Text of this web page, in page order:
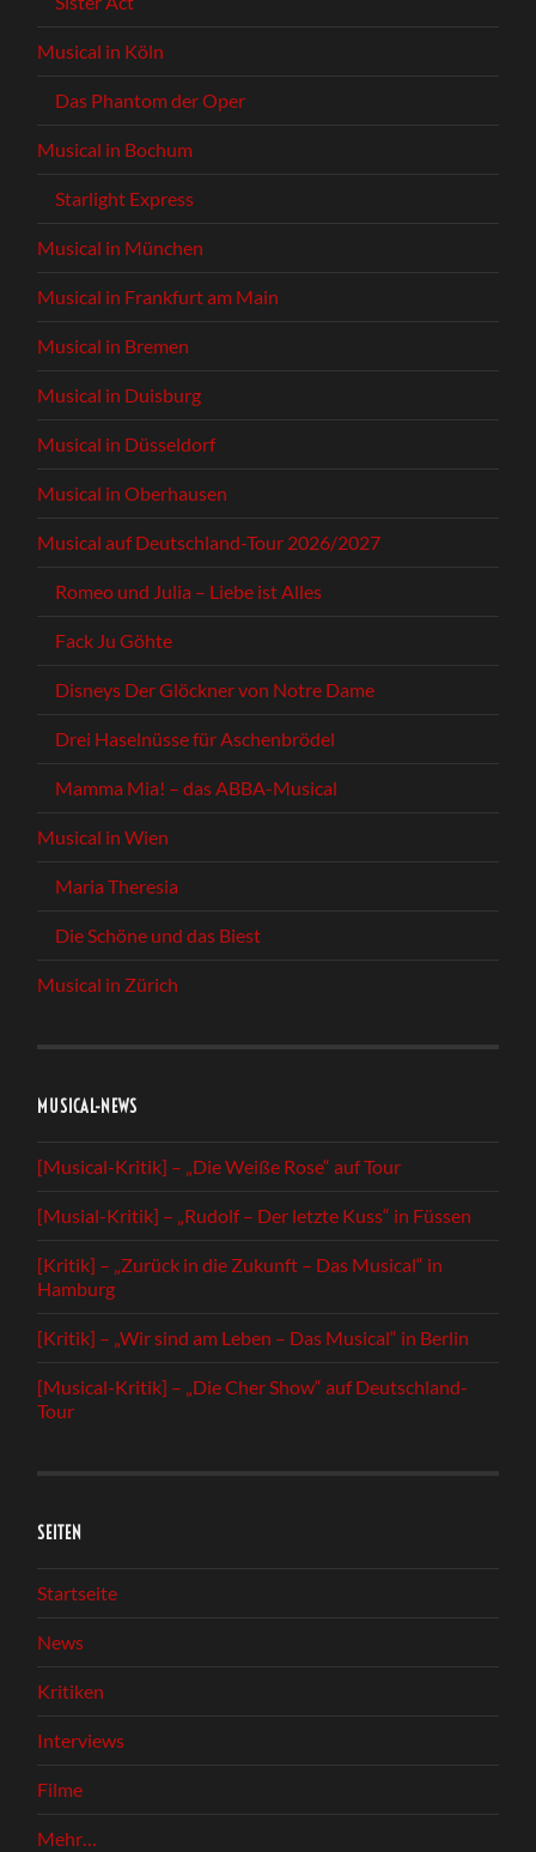
Musical in Köln
Das Phantom der Oper
Musical in Bochum
Starlight Express
Musical in München
Musical in Frankfurt am Main
Musical in Bremen
Musical in Duisburg
Musical in Düsseldorf
Musical in Oberhausen
Musical auf Deutschland-Tour 2026/2027
Romeo und Julia – Liebe ist Alles
Fack Ju Göhte
Disneys Der Glöckner von Notre Dame
Drei Haselnüsse für Aschenbrödel
Mamma Mia! – das ABBA-Musical
Musical in Wien
Maria Theresia
Die Schöne und das Biest
Musical in Zürich
MUSICAL-NEWS
[Musical-Kritik] – „Die Weiße Rose“ auf Tour
[Musial-Kritik] – „Rudolf – Der letzte Kuss“ in Füssen
[Kritik] – „Zurück in die Zukunft – Das Musical“ in
Hamburg
[Kritik] – „Wir sind am Leben – Das Musical“ in Berlin
[Musical-Kritik] – „Die Cher Show“ auf Deutschland-
Tour
SEITEN
Startseite
News
Kritiken
Interviews
Filme
Mehr…